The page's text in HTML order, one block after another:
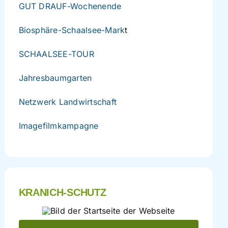
GUT DRAUF-Wochenende
Biosphäre-Schaalsee-Markt
SCHAALSEE-TOUR
Jahresbaumgarten
Netzwerk Landwirtschaft
Imagefilmkampagne
KRANICH-SCHUTZ